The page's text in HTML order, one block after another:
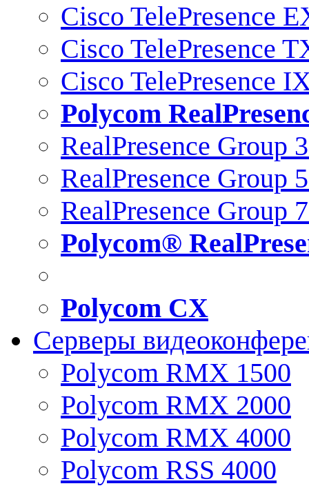
Cisco TelePresence
Cisco TelePresence
Cisco TelePresence
Polycom
RealPresence Group
RealPresence Group
RealPresence Group
Polycom®
Polycom CX
Серверы
Polycom RMX 1500
Polycom RMX 2000
Polycom RMX 4000
Polycom RSS 4000